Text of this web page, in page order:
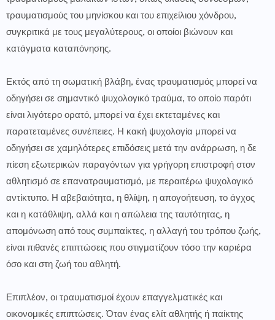
τραυματισμούς του μηνίσκου και του επιχείλιου χόνδρου,
συγκριτικά με τους μεγαλύτερους, οι οποίοι βιώνουν και
κατάγματα καταπόνησης.
Εκτός από τη σωματική βλάβη, ένας τραυματισμός μπορεί να
οδηγήσει σε σημαντικό ψυχολογικό τραύμα, το οποίο παρότι
είναι λιγότερο ορατό, μπορεί να έχει εκτεταμένες και
παρατεταμένες συνέπειες. Η κακή ψυχολογία μπορεί να
οδηγήσει σε χαμηλότερες επιδόσεις μετά την ανάρρωση, η δε
πίεση εξωτερικών παραγόντων για γρήγορη επιστροφή στον
αθλητισμό σε επανατραυματισμό, με περαιτέρω ψυχολογικό
αντίκτυπο. Η αβεβαιότητα, η θλίψη, η απογοήτευση, το άγχος
και η κατάθλιψη, αλλά και η απώλεια της ταυτότητας, η
απομόνωση από τους συμπαίκτες, η αλλαγή του τρόπου ζωής,
είναι πιθανές επιπτώσεις που στιγματίζουν τόσο την καριέρα
όσο και στη ζωή του αθλητή.
Επιπλέον, οι τραυματισμοί έχουν επαγγελματικές και
οικονομικές επιπτώσεις. Όταν ένας ελίτ αθλητής ή παίκτης